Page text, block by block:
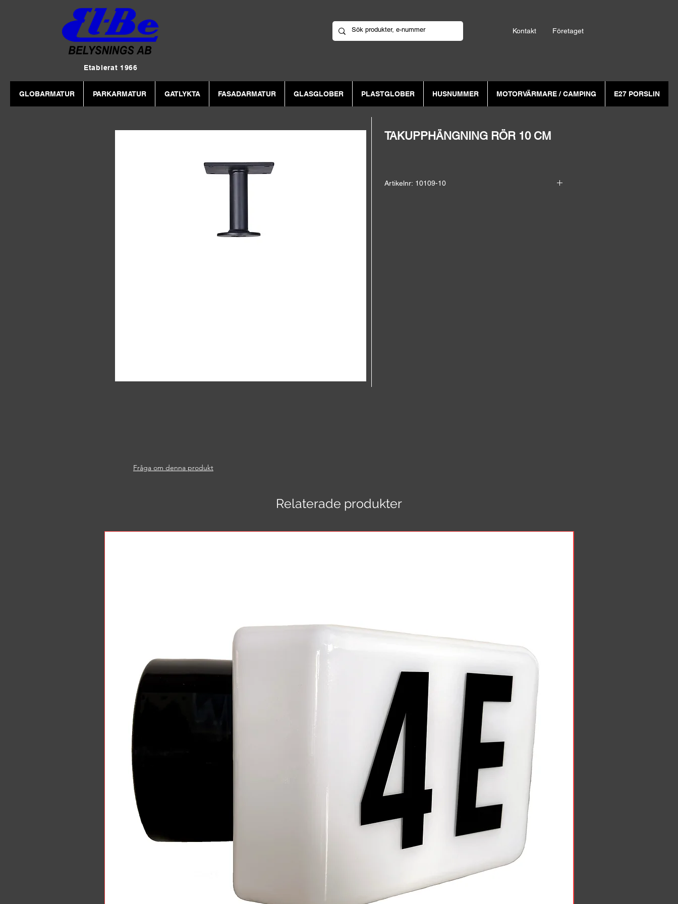
Kontakt Företaget
Etablerat 1966
GLOBARMATUR PARKARMATUR GATLYKTA FASADARMATUR GLASGLOBER PLASTGLOBER HUSNUMMER MOTORVÄRMARE / CAMPING E27 PORSLIN
TAKUPPHÄNGNING RÖR 10 CM
Artikelnr: 10109-10
Fråga om denna produkt
Relaterade produkter